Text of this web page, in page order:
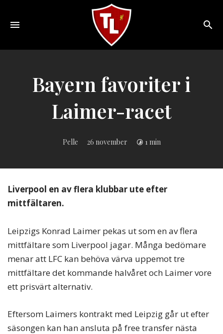
Sveriges
online
magazine!
Bayern favoriter i
Laimer-racet
Pelle 26 november 1 min
Liverpool en av flera klubbar ute efter
mittfältaren.
Leipzigs Konrad Laimer pekas ut som en av flera
mittfältare som Liverpool jagar. Många bedömare
menar att LFC kan behöva värva uppemot tre
mittfältare det kommande halvåret och Laimer vore
ett prisvärt alternativ.
Eftersom Laimers kontrakt med Leipzig går ut efter
säsongen kan han ansluta på free transfer nästa